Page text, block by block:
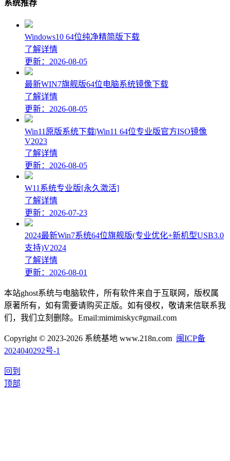
系统推荐
Windows10 64位纯净精简版下载
了解详情
更新：2026-08-05
最新WIN7旗舰版64位电脑系统镜像下载
了解详情
更新：2026-08-05
Win11原版系统下载|Win11 64位专业版官方ISO镜像
V2023
了解详情
更新：2026-08-05
W11系统专业版[永久激活]
了解详情
更新：2026-07-23
2024最新Win7系统64位旗舰版(专业优化+新机型USB3.0
支持)V2024
了解详情
更新：2026-08-01
本站ghost系统与电脑软件，所有软件来自于互联网，版权属
原著所有，如有需要请购买正版。如有侵权，敬请来信联系我
们，我们立刻删除。Email:mimimiskyc#gmail.com
Copyright © 2023-2026 系统基地 www.218n.com 闽ICP备
2024040292号-1
回到
顶部